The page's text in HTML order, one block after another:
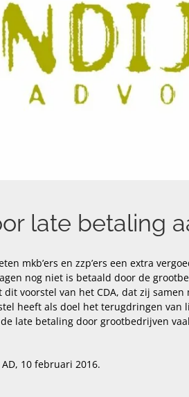
late betaling
mkb’ers en zzp’ers een extra
nog niet is betaald door de
voorstel van het CDA, dat zij
heeft als doel het terugdringen van
de late betaling door grootbedrijven
10 februari 2016.